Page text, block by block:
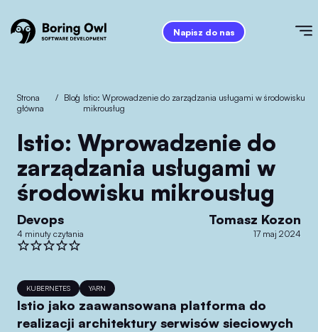
Napisz do nas
Strona
główna
/ Blog
/
Istio: Wprowadzenie do zarządzania usługami w środowisku
mikrousług
Istio: Wprowadzenie do
zarządzania usługami w
środowisku mikrousług
Devops
4 minuty czytania
Tomasz Kozon
17 maj 2024
KUBERNETES YARN
Istio jako zaawansowana platforma do
realizacji architektury serwisów sieciowych